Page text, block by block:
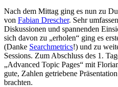
Nach dem Mittag ging es nun zu
von Fabian Drescher. Sehr
Diskussionen und spannenden
sich davon zu „erholen“ ging es
(Danke Searchmetrics!) und zu
Sessions. Zum Abschluss des 1.
„Advanced Topic Pages“ mit
gute, Zahlen getriebene
brachten.